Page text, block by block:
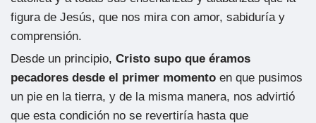
figura de Jesús, que nos mira con amor, sabiduría y
comprensión.
Desde un principio, Cristo supo que éramos
pecadores desde el primer momento en que pusimos
un pie en la tierra, y de la misma manera, nos advirtió
que esta condición no se revertiría hasta que